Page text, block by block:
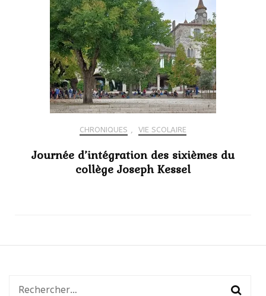
CHRONIQUES , VIE SCOLAIRE
Journée d’intégration des sixièmes du
collège Joseph Kessel
Rechercher :